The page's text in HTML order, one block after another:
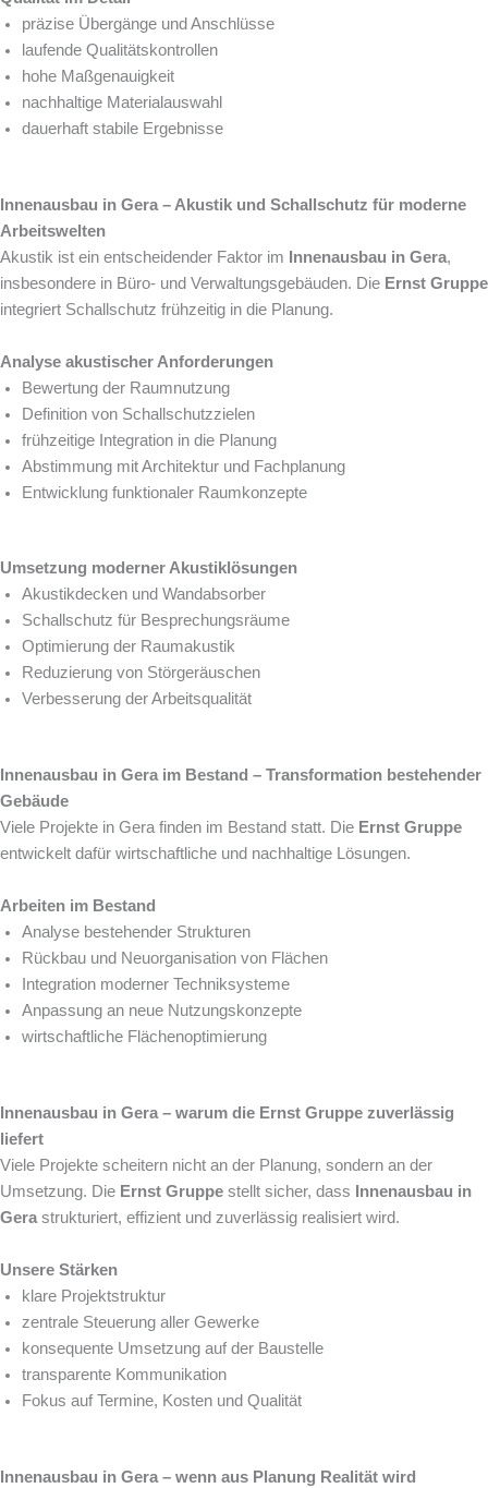
präzise Übergänge und Anschlüsse
laufende Qualitätskontrollen
hohe Maßgenauigkeit
nachhaltige Materialauswahl
dauerhaft stabile Ergebnisse
Innenausbau in Gera – Akustik und Schallschutz für moderne
Arbeitswelten
Akustik ist ein entscheidender Faktor im Innenausbau in Gera,
insbesondere in Büro- und Verwaltungsgebäuden. Die Ernst Gruppe
integriert Schallschutz frühzeitig in die Planung.
Analyse akustischer Anforderungen
Bewertung der Raumnutzung
Definition von Schallschutzzielen
frühzeitige Integration in die Planung
Abstimmung mit Architektur und Fachplanung
Entwicklung funktionaler Raumkonzepte
Umsetzung moderner Akustiklösungen
Akustikdecken und Wandabsorber
Schallschutz für Besprechungsräume
Optimierung der Raumakustik
Reduzierung von Störgeräuschen
Verbesserung der Arbeitsqualität
Innenausbau in Gera im Bestand – Transformation bestehender
Gebäude
Viele Projekte in Gera finden im Bestand statt. Die Ernst Gruppe
entwickelt dafür wirtschaftliche und nachhaltige Lösungen.
Arbeiten im Bestand
Analyse bestehender Strukturen
Rückbau und Neuorganisation von Flächen
Integration moderner Techniksysteme
Anpassung an neue Nutzungskonzepte
wirtschaftliche Flächenoptimierung
Innenausbau in Gera – warum die Ernst Gruppe zuverlässig
liefert
Viele Projekte scheitern nicht an der Planung, sondern an der
Umsetzung. Die Ernst Gruppe stellt sicher, dass
Innenausbau in
Gera strukturiert, effizient und zuverlässig realisiert wird.
Unsere Stärken
klare Projektstruktur
zentrale Steuerung aller Gewerke
konsequente Umsetzung auf der Baustelle
transparente Kommunikation
Fokus auf Termine, Kosten und Qualität
Innenausbau in Gera – wenn aus Planung Realität wird